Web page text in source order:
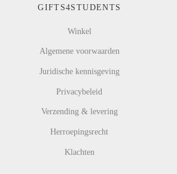
GIFTS4STUDENTS
Winkel
Algemene voorwaarden
Juridische kennisgeving
Privacybeleid
Verzending & levering
Herroepingsrecht
Klachten